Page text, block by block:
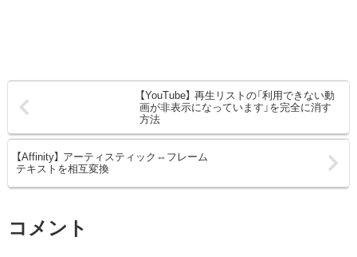
【YouTube】 再生リストの「利用できない動
画が非表示になっています」を完全に消す
方法
【Affinity】 アーティスティック⇔フレーム
テキストを相互変換
コメント